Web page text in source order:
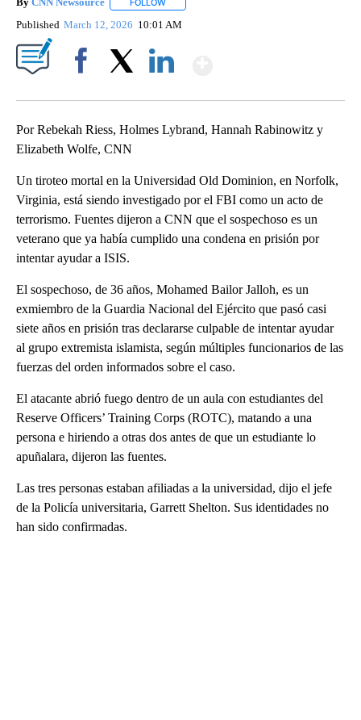
FOLLOW
Published March 12, 2026 10:01 AM
Por Rebekah Riess, Holmes Lybrand, Hannah Rabinowitz y
Elizabeth Wolfe, CNN
Un tiroteo mortal en la Universidad Old Dominion, en Norfolk,
Virginia, está siendo investigado por el FBI como un acto de
terrorismo. Fuentes dijeron a CNN que el sospechoso es un
veterano que ya había cumplido una condena en prisión por
intentar ayudar a ISIS.
El sospechoso, de 36 años, Mohamed Bailor Jalloh, es un
exmiembro de la Guardia Nacional del Ejército que pasó casi
siete años en prisión tras declararse culpable de intentar ayudar
al grupo extremista islamista, según múltiples funcionarios de las
fuerzas del orden informados sobre el caso.
El atacante abrió fuego dentro de un aula con estudiantes del
Reserve Officers’ Training Corps (ROTC), matando a una
persona e hiriendo a otras dos antes de que un estudiante lo
apuñalara, dijeron las fuentes.
Las tres personas estaban afiliadas a la universidad, dijo el jefe
de la Policía universitaria, Garrett Shelton. Sus identidades no
han sido confirmadas.